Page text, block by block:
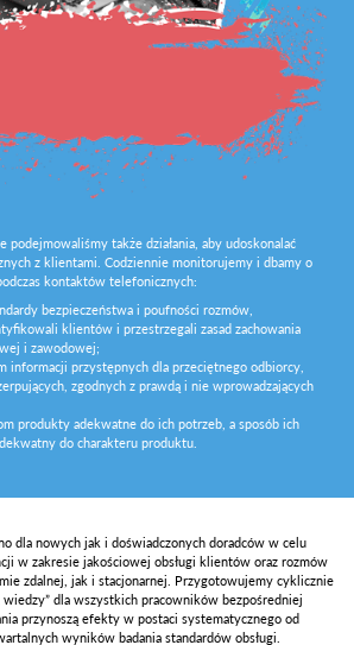
także działania, aby udoskonalać
z klientami. Codziennie monitorujemy i dbamy o
kontaktów telefonicznych:
bezpieczeństwa i poufności rozmów,
klientów i przestrzegali zasad zachowania
i zawodowej;
informacji przystępnych dla przeciętnego odbiorcy,
zgodnych z prawdą i nie wprowadzających
produkty adekwatne do ich potrzeb, a sposób ich
do charakteru produktu.
dla nowych jak i doświadczonych doradców w celu
w zakresie jakościowej obsługi klientów oraz rozmów
zdalnej, jak i stacjonarnej. Przygotowujemy cyklicznie
wiedzy” dla wszystkich pracowników bezpośredniej
przynoszą efekty w postaci systematycznego od
wyników badania standardów obsługi.